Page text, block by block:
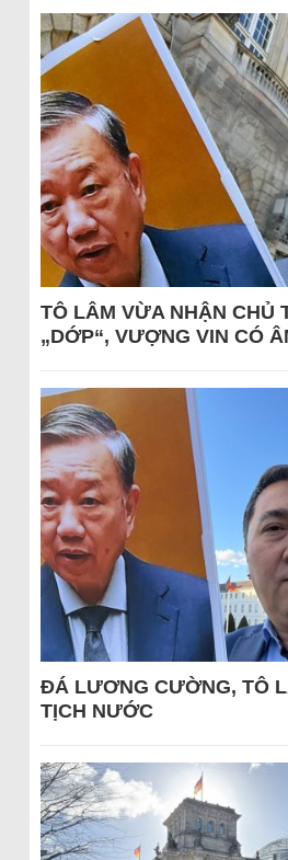
TÔ LÂM VỪA NHẬN CHỦ
„DỚP“, VƯỢNG VIN CÓ
ĐÁ LƯƠNG CƯỜNG, TÔ
TỊCH NƯỚC